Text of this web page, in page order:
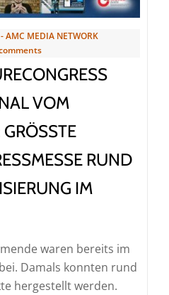
AMC MEDIA NETWORK
VOM
O
RUND U
IM M
waren bereits im
Damals konnten rund
hergestellt werden.